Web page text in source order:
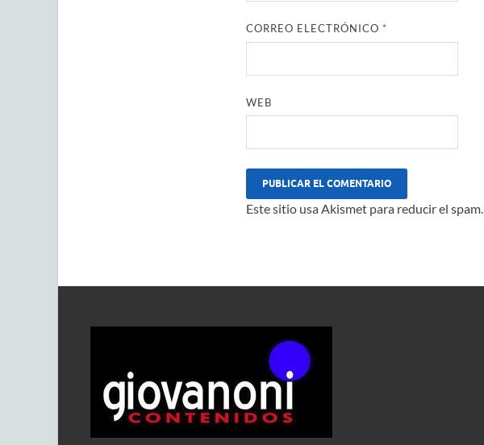
CORREO ELECTRÓNICO *
WEB
Este sitio usa Akismet para reducir el spam.